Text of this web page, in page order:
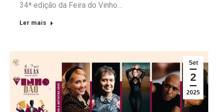
34ª edição da Feira do Vinho…
Ler mais
Set
2
2025